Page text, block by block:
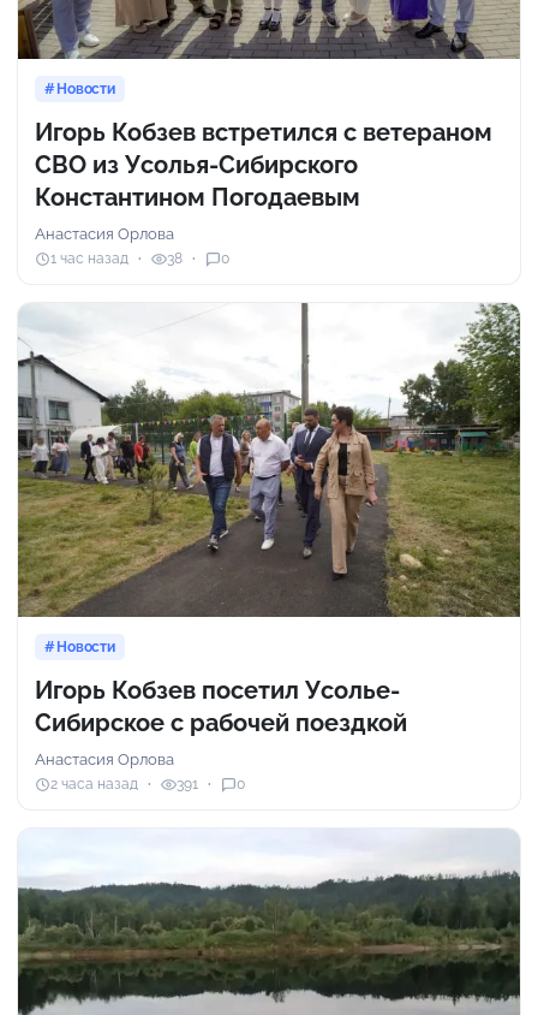
Новости
Игорь Кобзев встретился с ветераном
СВО из Усолья-Сибирского
Константином Погодаевым
Анастасия Орлова
1 час назад 38 0
Новости
Игорь Кобзев посетил Усолье-
Сибирское с рабочей поездкой
Анастасия Орлова
2 часа назад 391 0